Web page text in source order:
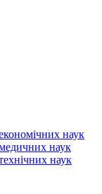
наук
наук
наук